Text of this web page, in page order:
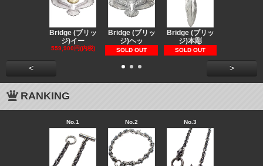
Bridge (ブリッ
ジ)イー
559,900円(内税)
Bridge (ブリッ
ジ)ヘッ
SOLD OUT
Bridge (ブリッ
ジ)本彫
SOLD OUT
< >
RANKING
No.1 No.2 No.3